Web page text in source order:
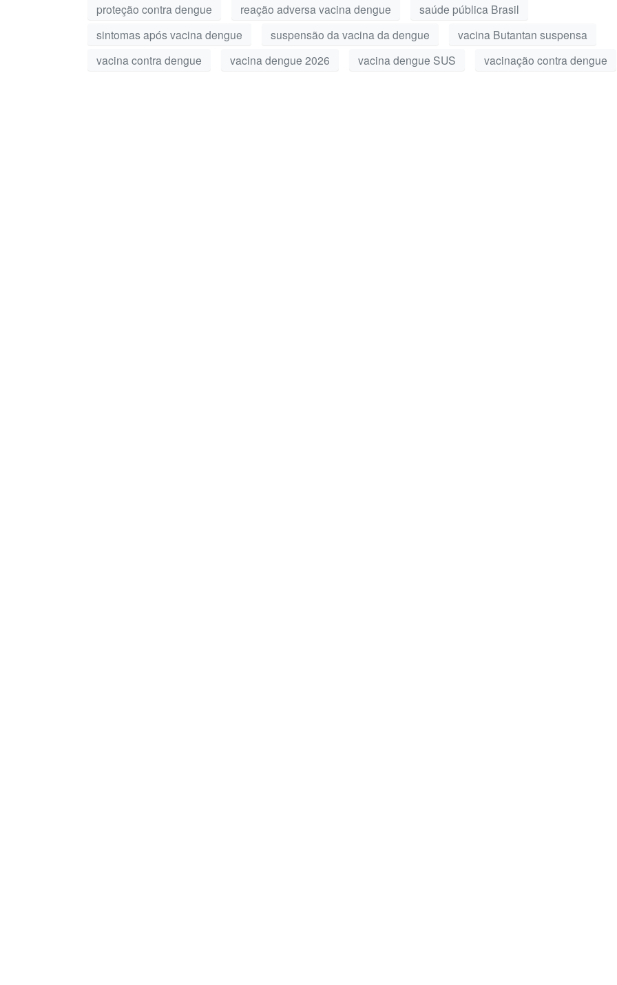
proteção contra dengue
reação adversa vacina dengue
saúde pública Brasil
sintomas após vacina dengue
suspensão da vacina da dengue
vacina Butantan suspensa
vacina contra dengue
vacina dengue 2026 vacina dengue SUS vacinação contra dengue